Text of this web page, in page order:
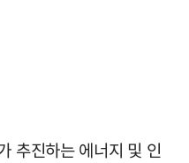
추진하는 에너지 및 인